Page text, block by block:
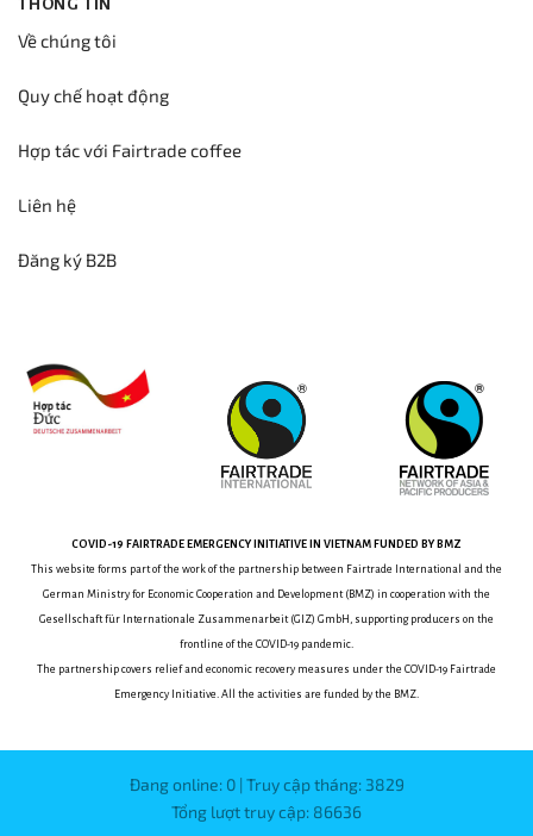
THÔNG TIN
Về chúng tôi
Quy chế hoạt động
Hợp tác với Fairtrade coffee
Liên hệ
Đăng ký B2B
COVID-19 FAIRTRADE EMERGENCY INITIATIVE IN VIETNAM FUNDED BY BMZ
This website forms part of the work of the partnership between Fairtrade International and the
German Ministry for Economic Cooperation and Development (BMZ) in cooperation with the
Gesellschaft für Internationale Zusammenarbeit (GIZ) GmbH, supporting producers on the
frontline of the COVID-19 pandemic.
The partnership covers relief and economic recovery measures under the COVID-19 Fairtrade
Emergency Initiative. All the activities are funded by the BMZ.
Đang online: 0 | Truy cập tháng: 3829
Tổng lượt truy cập: 86636